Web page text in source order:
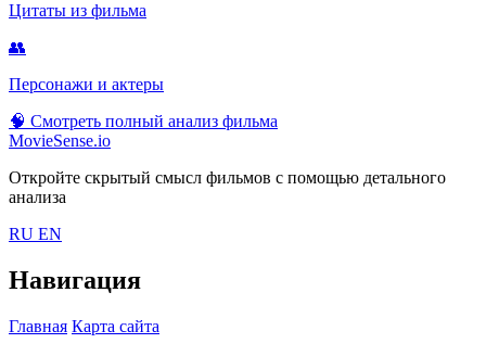
Цитаты из фильма
👥
Персонажи и актеры
🧠 Смотреть полный анализ фильма
MovieSense.io
Откройте скрытый смысл фильмов с помощью детального
анализа
RU EN
Навигация
Главная Карта сайта